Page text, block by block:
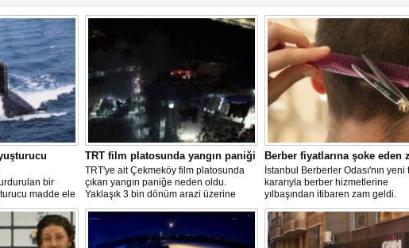
bir
madde ele
en büyük
biri
4 kişi
TRT film platosunda yangın paniği
TRT'ye ait Çekmeköy film platosunda
çıkan yangın paniğe neden oldu.
Yaklaşık 3 bin dönüm arazi üzerine
kurulu platoda henüz belirlenemeyen
bir nedenle çıkan yangın sonrası
bölgeye çok sayıda itfaiye ekibi sevk
edildi.
Berber fiyatlarına şoke eden
İstanbul Berberler Odası'nın yeni
kararıyla berber hizmetlerine
yılbaşından itibaren zam geldi.